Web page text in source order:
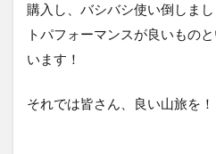
購入し、バシバシ使い倒しま
トパフォーマンスが良いもの
います！
それでは皆さん、良い山旅を！